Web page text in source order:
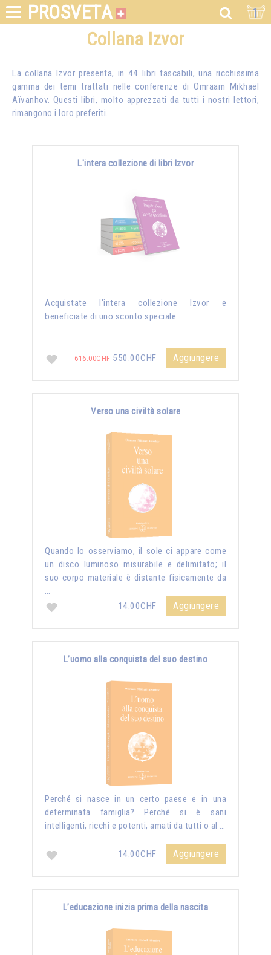
PROSVETA 1
Collana Izvor
La collana Izvor presenta, in 44 libri tascabili, una ricchissima
gamma dei temi trattati nelle conferenze diOmraam Mikhaël
Aïvanhov. Questi libri, molto apprezzati da tutti i nostri lettori,
rimangono i loro preferiti.
L'intera collezione di libri Izvor
Acquistate l'intera collezione Izvor e
beneficiate di uno sconto speciale.
616.00CHF550.00CHF Aggiungere
Verso una civiltà solare
Quando lo osserviamo, il sole ci appare come
un disco luminoso misurabile e delimitato; il
suo corpo materiale è distante fisicamente da
…
14.00CHF
Aggiungere
L’uomo alla conquista del suo destino
Perché si nasce in un certo paese e in una
determinata famiglia? Perché si è sani
intelligenti, ricchi e potenti, amati da tutti o al …
14.00CHF Aggiungere
L’educazione inizia prima della nascita